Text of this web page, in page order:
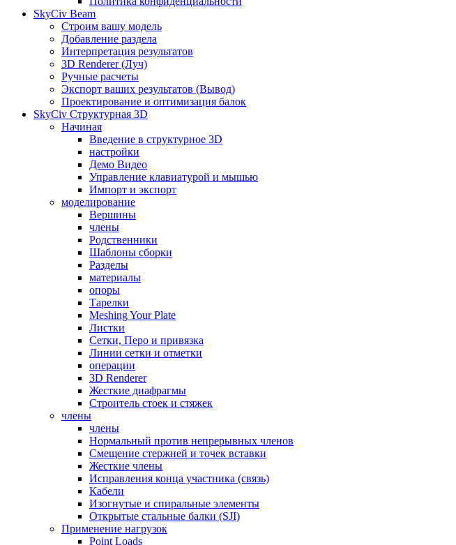
SkyCiv Beam
Строим вашу модель
Добавление раздела
Интерпретация результатов
3D Renderer (Луч)
Ручные расчеты
Экспорт ваших результатов (Вывод)
Проектирование и оптимизация балок
SkyCiv Структурная 3D
Начиная
Введение в структурное 3D
настройки
Демо Видео
Управление клавиатурой и мышью
Импорт и экспорт
моделирование
Вершины
члены
Родственники
Шаблоны сборки
Разделы
материалы
опоры
Тарелки
Meshing Your Plate
Листки
Сетки, Перо и привязка
Линии сетки и отметки
операции
3D Renderer
Жесткие диафрагмы
Строитель стоек и стяжек
члены
члены
Нормальный против непрерывных членов
Смещение стержней и точек вставки
Жесткие члены
Исправления конца участника (связь)
Кабели
Изогнутые и спиральные элементы
Открытые стальные балки (SJI)
Применение нагрузок
Point Loads